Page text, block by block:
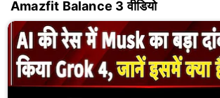
Amazfit Balance 3 वीडियो